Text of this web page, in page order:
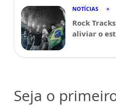
NOTÍCIAS
Rock
aliviar o
Seja o